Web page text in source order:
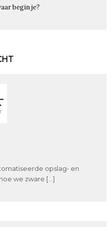
begin je?
opslag- en
we zware […]